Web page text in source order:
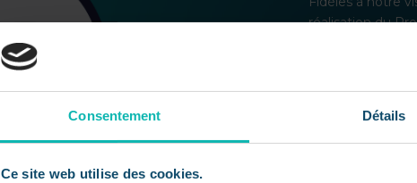
Consentement Détails
Ce site web utilise des cookies.
réalisation du
Ces projets
social et
Ainsi, nos
les
et à les